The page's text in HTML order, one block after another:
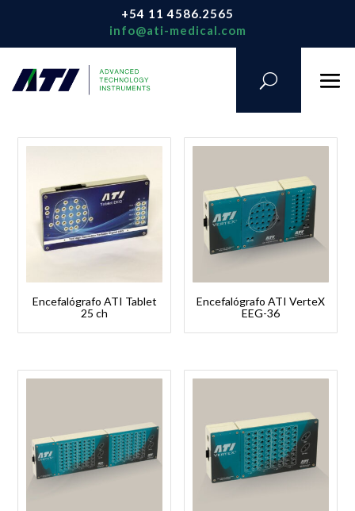
+54 11 4586.2565
info@ati-medical.com
Encefalógrafo ATI Tablet
25 ch
Encefalógrafo ATI VerteX
EEG-36